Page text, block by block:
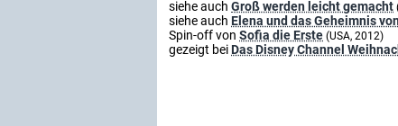
siehe auch Groß werden leicht gemacht
siehe auch Elena und das Geheimnis
Spin-off von Sofia die Erste (USA, 2012)
gezeigt beiDas Disney Channel